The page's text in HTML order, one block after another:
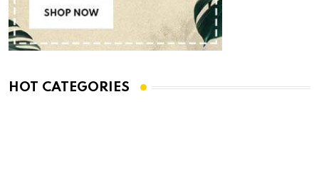
HOT CATEGORIES